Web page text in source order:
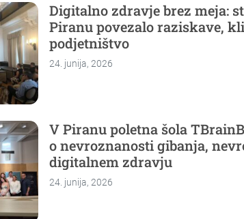
Digitalno zdravje brez meja:
Piranu povezalo raziskave,
podjetništvo
24. junija, 2026
V Piranu poletna šola
o nevroznanosti gibanja,
digitalnem zdravju
24. junija, 2026